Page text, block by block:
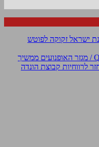
ישראל זקוקה לפוטש
הונדה Q2/2026 / מגזר האופנועים ממשיך
לרווחיות קבוצת הונדה